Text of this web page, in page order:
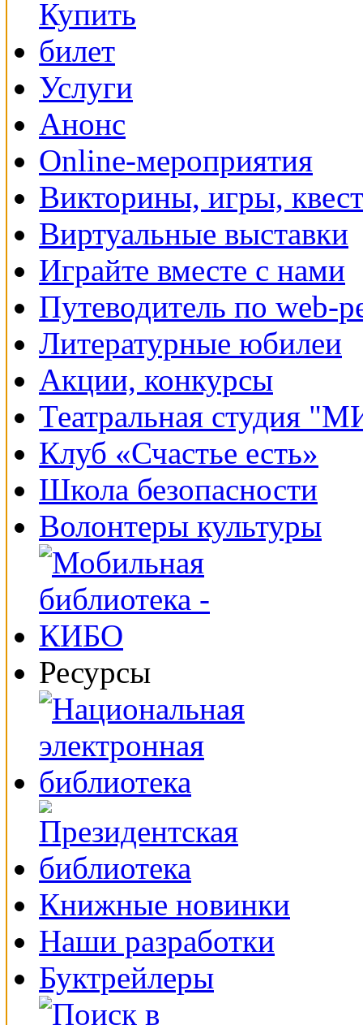
Услуги
Анонс
Online-мероприятия
Викторины, игры,
Виртуальные выставки
Играйте вместе с нами
Путеводитель по web-
Литературные юбилеи
Акции, конкурсы
Театральная студия
Клуб «Счастье есть»
Школа безопасности
Волонтеры культуры
Ресурсы
Книжные новинки
Наши разработки
Буктрейлеры